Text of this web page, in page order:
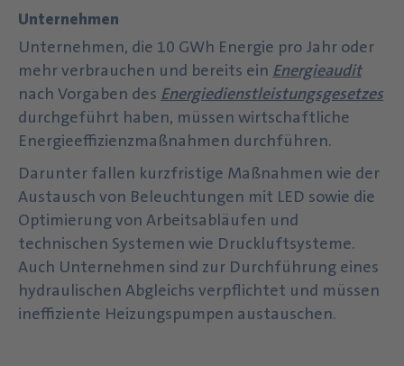
Unternehmen
Unternehmen, die 10 GWh Energie pro Jahr oder
mehr verbrauchen und bereits ein Energieaudit
nach Vorgaben des Energiedienstleistungsgesetzes
durchgeführt haben, müssen wirtschaftliche
Energieeffizienzmaßnahmen durchführen.
Darunter fallen kurzfristige Maßnahmen wie der
Austausch von Beleuchtungen mit LED sowie die
Optimierung von Arbeitsabläufen und
technischen Systemen wie Druckluftsysteme.
Auch Unternehmen sind zur Durchführung eines
hydraulischen Abgleichs verpflichtet und müssen
ineffiziente Heizungspumpen austauschen.